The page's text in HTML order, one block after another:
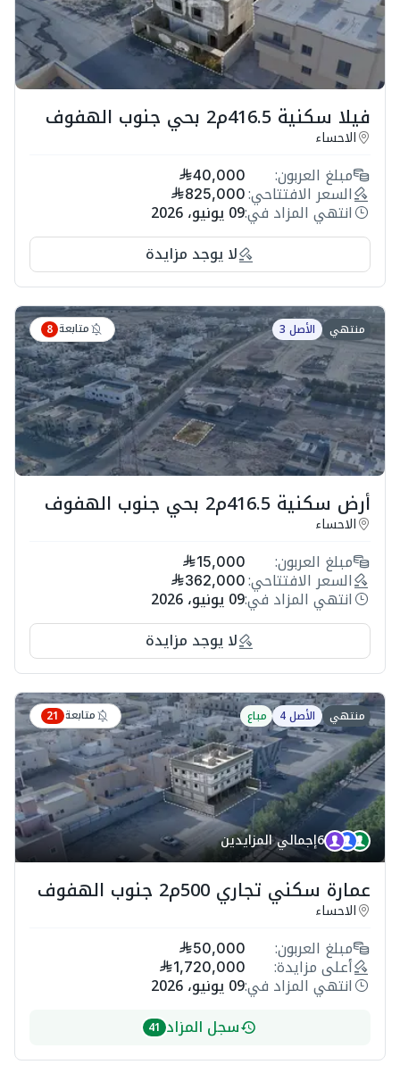
فيلا سكنية 416.5م2 بحي جنوب الهفوف
الاحساء
مبلغ العربون: 40,000
السعر الافتتاحي: 825,000
انتهي المزاد في:09 يونيو، 2026
لا يوجد مزايدة
منتهي الأصل 3 متابعة 8
أرض سكنية 416.5م2 بحي جنوب الهفوف
الاحساء
مبلغ العربون: 15,000
السعر الافتتاحي: 362,000
انتهي المزاد في:09 يونيو، 2026
لا يوجد مزايدة
منتهي الأصل 4 مباع متابعة 21
6إجمالي المزايدين
عمارة سكني تجاري 500م2 جنوب الهفوف
الاحساء
مبلغ العربون: 50,000
أعلى مزايدة: 1,720,000
انتهي المزاد في:09 يونيو، 2026
سجل المزاد 41